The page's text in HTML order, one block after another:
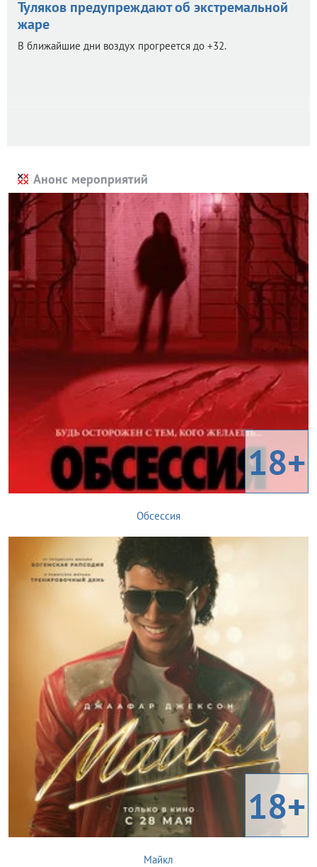
Туляков предупреждают об экстремальной
жаре
В ближайшие дни воздух прогреется до +32.
Анонс мероприятий
18+
Обсессия
18+
Майкл